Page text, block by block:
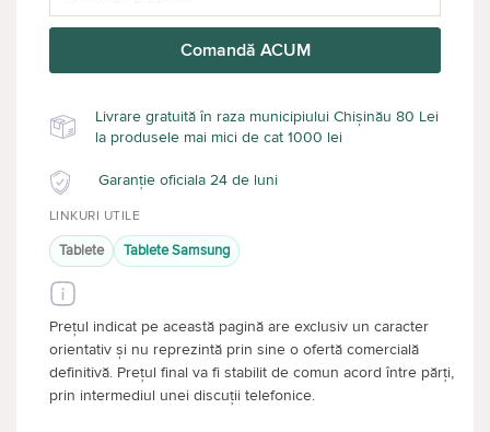
Comandă ACUM
Livrare gratuită în raza municipiului Chișinău 80 Lei
la produsele mai mici de cat 1000 lei
Garanție oficiala 24 de luni
LINKURI UTILE
Tablete Tablete Samsung
Prețul indicat pe această pagină are exclusiv un caracter
orientativ și nu reprezintă prin sine o ofertă comercială
definitivă. Prețul final va fi stabilit de comun acord între părți,
prin intermediul unei discuții telefonice.